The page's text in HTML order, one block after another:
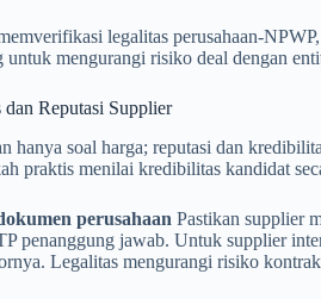
legalitas perusahaan-
mengurangi risiko deal dengan
Reputasi Supplier
hanya soal harga; reputasi dan
praktis menilai kredibilitas kandidat
perusahaan Pastikan supplier
penanggung jawab. Untuk supplier
Legalitas mengurangi risiko